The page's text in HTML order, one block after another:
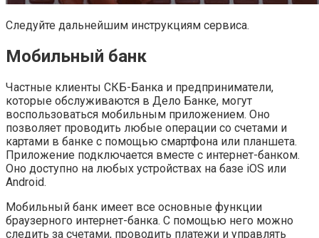
Следуйте дальнейшим инструкциям сервиса.
Мобильный банк
Частные клиенты СКБ-Банка и предприниматели,
которые обслуживаются в Дело Банке, могут
воспользоваться мобильным приложением. Оно
позволяет проводить любые операции со счетами и
картами в банке с помощью смартфона или планшета.
Приложение подключается вместе с интернет-банком.
Оно доступно на любых устройствах на базе iOS или
Android.
Мобильный банк имеет все основные функции
браузерного интернет-банка. С помощью него можно
следить за счетами, проводить платежи и управлять